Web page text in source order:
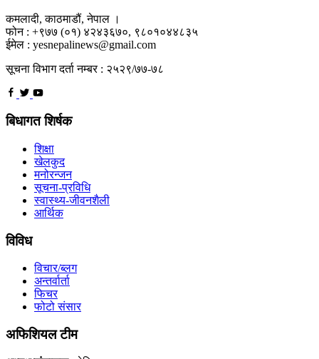
कमलादी, काठमाडौं, नेपाल ।
फोन : +९७७ (०१) ४२४३६७०, ९८०१०४४८३५
ईमेल : yesnepalinews@gmail.com
सूचना विभाग दर्ता नम्बर : २५२९/७७-७८
बिधागत शिर्षक
शिक्षा
खेलकुद
मनोरन्जन
सूचना-प्रविधि
स्वास्थ्य-जीवनशैली
आर्थिक
विविध
विचार/ब्लग
अन्तर्वार्ता
फिचर
फोटो संसार
अफिशियल टीम